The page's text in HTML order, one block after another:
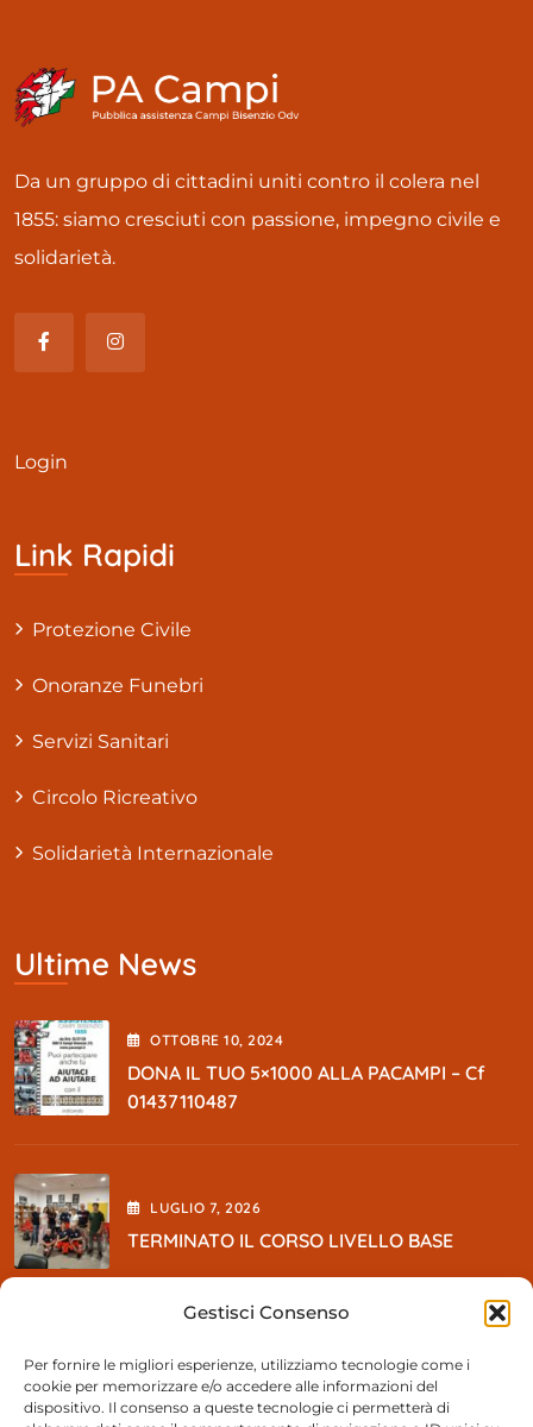
Gestisci Consenso
Per fornire le migliori esperienze, utilizziamo tecnologie come i
cookie per memorizzare e/o accedere alle informazioni del
dispositivo. Il consenso a queste tecnologie ci permetterà di
Da un gruppo di cittadini uniti contro il colera nel
1855: siamo cresciuti con passione, impegno civile e
solidarietà.
Login
Link Rapidi
Protezione Civile
Onoranze Funebri
Servizi Sanitari
Circolo Ricreativo
Solidarietà Internazionale
Ultime News
OTTOBRE10, 2024
DONA IL TUO 5×1000 ALLA PACAMPI – Cf
01437110487
LUGLIO 7, 2026
TERMINATO IL CORSO LIVELLO BASE
MAGGIO5, 2026
So BEER Party